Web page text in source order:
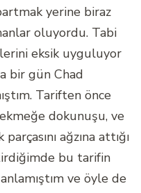
yerine biraz
oluyordu. Tabi
eksik uyguluyor
bir gün Chad
Tariften önce
ekmeğe dokunuşu, ve
ağzına attığı
bu tarifin
ve öyle de